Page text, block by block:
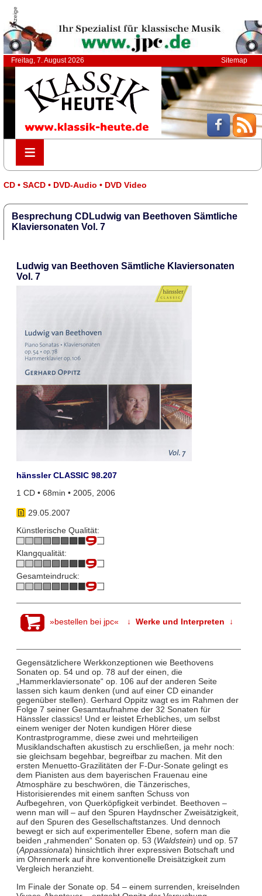
Anzeige
Freitag, 7. August 2026 Sitemap
≡
≡
CD • SACD • DVD-Audio • DVD Video
Besprechung CDLudwig van Beethoven Sämtliche
Klaviersonaten Vol. 7
Ludwig van Beethoven Sämtliche Klaviersonaten
Vol. 7
hänssler CLASSIC 98.207
1 CD • 68min • 2005, 2006
29.05.2007
Künstlerische Qualität:
Klangqualität:
Gesamteindruck:
»bestellen bei jpc« ↓ Werke und Interpreten ↓
Gegensätzlichere Werkkonzeptionen wie Beethovens
Sonaten op. 54 und op. 78 auf der einen, die
„Hammerklaviersonate“ op. 106 auf der anderen Seite
lassen sich kaum denken (und auf einer CD einander
gegenüber stellen). Gerhard Oppitz wagt es im Rahmen der
Folge 7 seiner Gesamtaufnahme der 32 Sonaten für
Hänssler classics! Und er leistet Erhebliches, um selbst
einem weniger der Noten kundigen Hörer diese
Kontrastprogramme, diese zwei und mehrteiligen
Musiklandschaften akustisch zu erschließen, ja mehr noch:
sie gleichsam begehbar, begreifbar zu machen. Mit den
ersten Menuetto-Grazilitäten der F-Dur-Sonate gelingt es
dem Pianisten aus dem bayerischen Frauenau eine
Atmosphäre zu beschwören, die Tänzerisches,
Historisierendes mit einem sanften Schuss von
Aufbegehren, von Querköpfigkeit verbindet. Beethoven –
wenn man will – auf den Spuren Haydnscher Zweisätzigkeit,
auf den Spuren des Gesellschaftstanzes. Und dennoch
bewegt er sich auf experimenteller Ebene, sofern man die
beiden „rahmenden“ Sonaten op. 53 (Waldstein) und op. 57
(Appassionata) hinsichtlich ihrer expressiven Botschaft und
im Ohrenmerk auf ihre konventionelle Dreisätzigkeit zum
Vergleich heranzieht.
Im Finale der Sonate op. 54 – einem surrenden, kreiselnden